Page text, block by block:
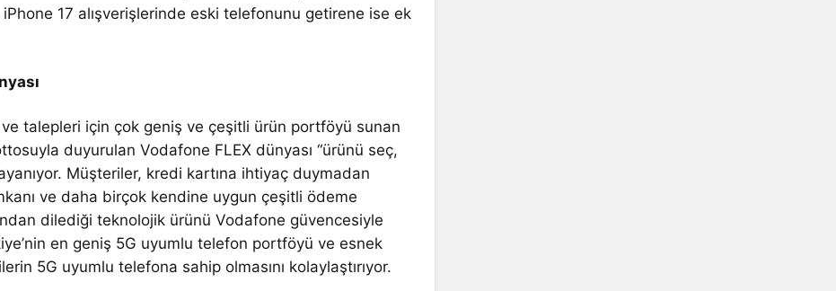
17 alışverişlerinde eski telefonunu getirene ise ek
talepleri için çok geniş ve çeşitli ürün portföyü sunan
duyurulan Vodafone FLEX dünyası “ürünü seç,
Müşteriler, kredi kartına ihtiyaç duymadan
ve daha birçok kendine uygun çeşitli ödeme
dilediği teknolojik ürünü Vodafone güvencesiyle
en geniş 5G uyumlu telefon portföyü ve esnek
5G uyumlu telefona sahip olmasını kolaylaştırıyor.